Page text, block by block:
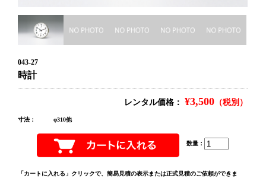
043-27
時計
レンタル価格： ¥3,500 （税別）
寸法： φ310他
数量：
「カートに入れる」クリックで、簡易見積の表示または正式見積のご依頼ができま